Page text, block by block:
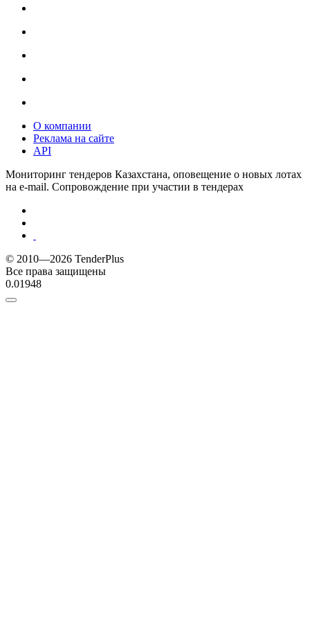
О компании
Реклама на сайте
API
Мониторинг тендеров Казахстана, оповещение о новых лотах
на e-mail. Сопровождение при участии в тендерах
© 2010—2026 TenderPlus
Все права защищены
0.01948